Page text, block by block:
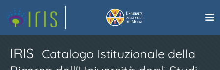
IRIS Catalogo Istituzionale della